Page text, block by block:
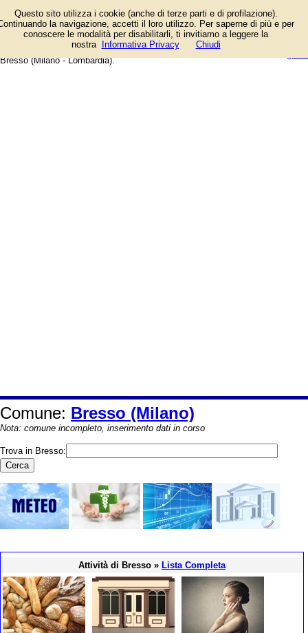
e dei fornitori di servizi e prodotti.
Offerte speciali e notizie di
negozi, aziende, artigiani e
professionisti. Guida web alla città di
Bresso (Milano - Lombardia).
Comune: Bresso (Milano)
Nota: comune incompleto, inserimento dati in corso
Trova in Bresso:
Attività di Bresso » Lista Completa
Questo sito utilizza i cookie (anche di terze parti e di profilazione).
la navigazione, accetti il loro utilizzo. Per saperne di più e per
conoscere le modalità per disabilitarli, ti invitiamo a leggere la
nostra
Informativa Privacy Chiudi